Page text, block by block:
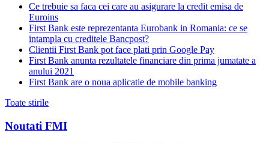
Ce trebuie sa faca cei care au asigurare la credit emisa de
Euroins
First Bank este reprezentanta Eurobank in Romania: ce se
intampla cu creditele Bancpost?
Clientii First Bank pot face plati prin Google Pay
First Bank anunta rezultatele financiare din prima jumatate a
anului 2021
First Bank are o noua aplicatie de mobile banking
Toate stirile
Noutati FMI